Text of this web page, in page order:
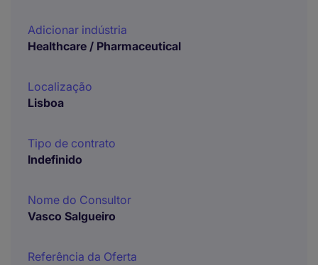
Adicionar indústria
Healthcare / Pharmaceutical
Localização
Lisboa
Tipo de contrato
Indefinido
Nome do Consultor
Vasco Salgueiro
Referência da Oferta